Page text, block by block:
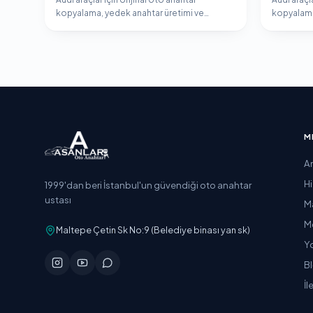
kopyalama, yedek anahtar üretimi ve
1999'dan beri İstanbul'un güvendiği oto anahtar
ustası
Maltepe Çetin Sk No:9 (Belediye binası yan sk)